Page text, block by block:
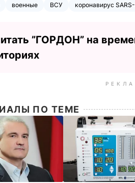
военные ВСУ коронавирус
”ГОРДОН” на
ПО ТЕМЕ